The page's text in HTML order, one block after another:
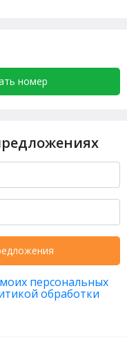
номер
персональных
обработки